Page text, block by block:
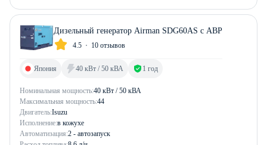
Дизельный генератор Airman SDG60AS с АВР
4.5 10 отзывов
Номинальная мощность:40 кВт / 50 кВА
Максимальная мощность:44
Двигатель:Isuzu
Исполнение:в кожухе
Автоматизация:2 - автозапуск
Япония 40 кВт / 50 кВА 1 год